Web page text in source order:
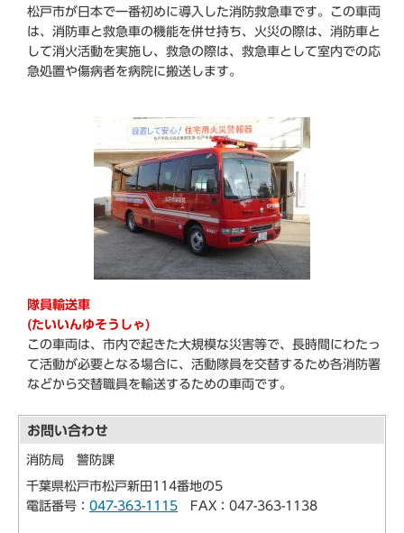
松戸市が日本で一番初めに導入した消防救急車です。この車両
は、消防車と救急車の機能を併せ持ち、火災の際は、消防車と
して消火活動を実施し、救急の際は、救急車として室内での応
急処置や傷病者を病院に搬送します。
隊員輸送車
(たいいんゆそうしゃ)
この車両は、市内で起きた大規模な災害等で、長時間にわたっ
て活動が必要となる場合に、活動隊員を交替するため各消防署
などから交替職員を輸送するための車両です。
お問い合わせ
消防局 警防課
千葉県松戸市松戸新田114番地の5
電話番号： 047-363-1115 FAX：047-363-1138